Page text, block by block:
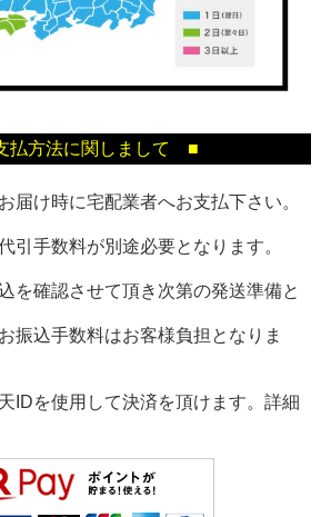
方法に関しまして ■
届け時に宅配業者へお支払下さい。
別途必要となります。
を確認させて頂き次第の発送準備と
はお客様負担となりま
IDを使用して決済を頂けます。詳細